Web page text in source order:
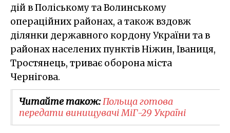
дій в Поліському та Волинському
операційних районах, а також вздовж
ділянки державного кордону України та в
районах населених пунктів Ніжин, Іваниця,
Тростянець, триває оборона міста
Чернігова.
Читайте також:Польща готова
передати винищувачі МіГ-29 Україні